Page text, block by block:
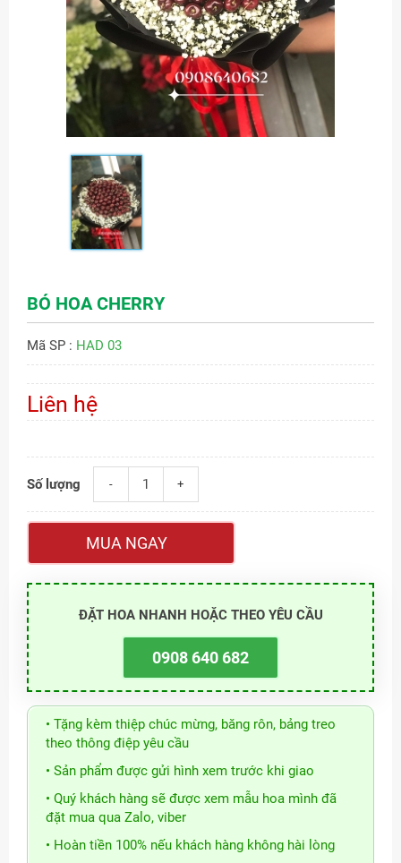
BÓ HOA CHERRY
Mã SP : HAD 03
Liên hệ
Số lượng - +
MUA NGAY
ĐẶT HOA NHANH HOẶC THEO YÊU CẦU
0908 640 682
• Tặng kèm thiệp chúc mừng, băng rôn, bảng treo
theo thông điệp yêu cầu
• Sản phẩm được gửi hình xem trước khi giao
• Quý khách hàng sẽ được xem mẫu hoa mình đã
đặt mua qua Zalo, viber
• Hoàn tiền 100% nếu khách hàng không hài lòng